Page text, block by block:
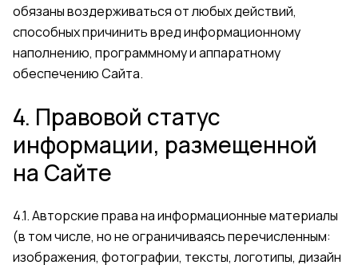
обязаны воздерживаться от любых действий,
способных причинить вред информационному
наполнению, программному и аппаратному
обеспечению Сайта.
4. Правовой статус
информации, размещенной
на Сайте
4.1. Авторские права на информационные материалы
(в том числе, но не ограничиваясь перечисленным:
изображения, фотографии, тексты, логотипы, дизайн